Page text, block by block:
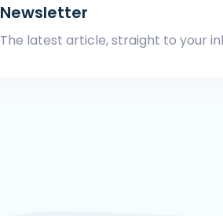
Newsletter
The latest article, straight to your